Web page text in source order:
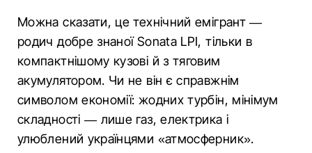
Можна сказати, це технічний емігрант —
родич добре знаної Sonata LPI, тільки в
компактнішому кузові й з тяговим
акумулятором. Чи не він є справжнім
символом економії: жодних турбін, мінімум
складності — лише газ, електрика і
улюблений українцями «атмосферник».